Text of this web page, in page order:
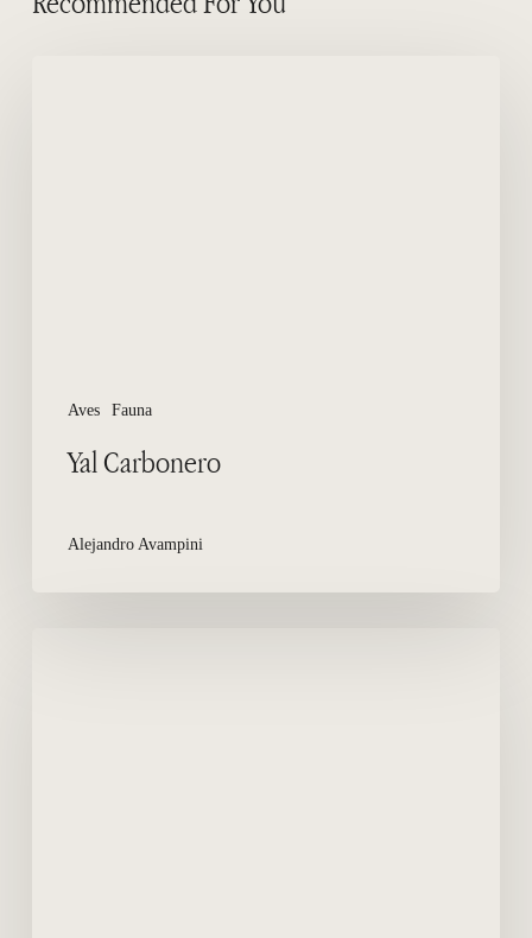
Aves Fauna
Yal Carbonero
Alejandro Avampini